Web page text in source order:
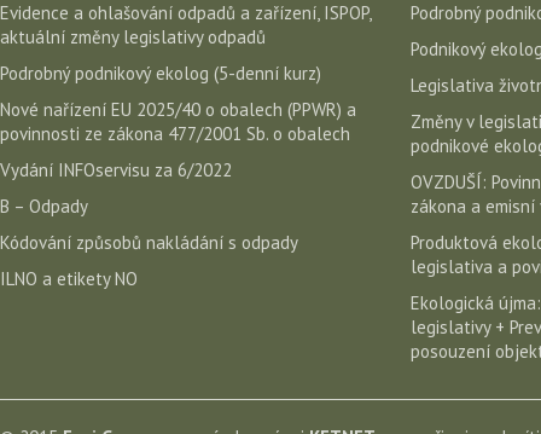
Evidence a ohlašování odpadů a zařízení, ISPOP,
aktuální změny legislativy odpadů
Podrobný podnikový ekolog (5-denní kurz)
Nové nařízení EU 2025/40 o obalech (PPWR) a
povinnosti ze zákona 477/2001 Sb. o obalech
Vydání INFOservisu za 6/2022
B – Odpady
Kódování způsobů nakládání s odpady
ILNO a etikety NO
Podrobný
Podnikový
Legislativa
Změny v
podnikové
OVZDUŠÍ:
zákona a emisní
Produktová
legislativa a
Ekologická
legislativy +
posouzení